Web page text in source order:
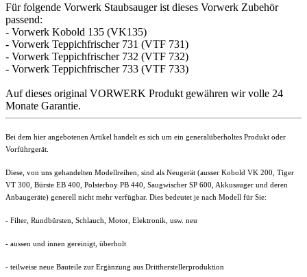
Für folgende Vorwerk Staubsauger ist dieses Vorwerk Zubehör
passend:
- Vorwerk Kobold 135 (VK135)
- Vorwerk Teppichfrischer 731 (VTF 731)
- Vorwerk Teppichfrischer 732 (VTF 732)
- Vorwerk Teppichfrischer 733 (VTF 733)
Auf dieses original VORWERK Produkt gewähren wir volle 24
Monate Garantie.
Bei dem hier angebotenen Artikel handelt es sich um ein generalüberholtes Produkt oder
Vorführgerät.
Diese, von uns gehandelten Modellreihen, sind als Neugerät (ausser Kobold VK 200, Tiger
VT 300, Bürste EB 400, Polsterboy PB 440, Saugwischer SP 600, Akkusauger und deren
Anbaugeräte) generell nicht mehr verfügbar. Dies bedeutet je nach Modell für Sie:
- Filter, Rundbürsten , Schlauch, Motor, Elektronik, usw. neu
- aussen und innen gereinigt, überholt
- teilweise neue Bauteile zur Ergänzung aus Drittherstellerproduktion